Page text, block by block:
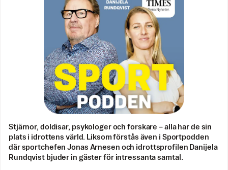
Stjärnor, doldisar, psykologer och forskare – alla har de sin
plats i idrottens värld. Liksom förstås även i Sportpodden
där sportchefen Jonas Arnesen och idrottsprofilen Danijela
Rundqvist bjuder in gäster för intressanta samtal.